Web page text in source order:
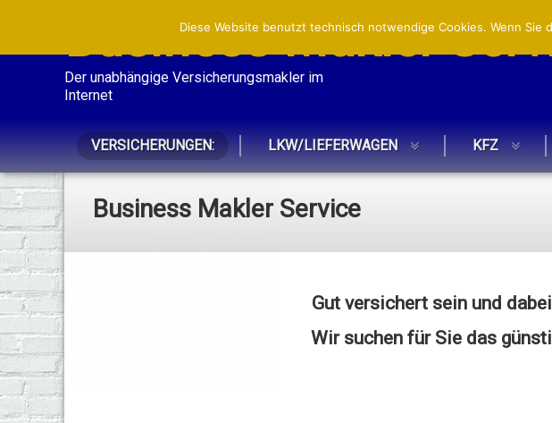
Business Makler
Der unabhängige Versicherungsmakler im
Internet
VERSICHERUNGEN: LKW/LIEFERWAGEN KFZ
Business Makler Service
Gut versichert sein und
Wir suchen für Sie das
Diese Website benutzt technisch notwendige Cookies. Wenn